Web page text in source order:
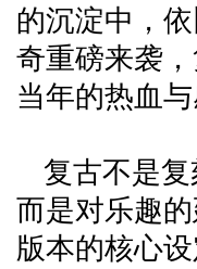
的沉淀中，
奇重磅来袭
当年的热血
复古不是
而是对乐趣
版本的核心